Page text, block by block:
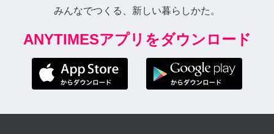
みんなでつくる、新しい暮らしかた。
ANYTIMESアプリをダウンロード